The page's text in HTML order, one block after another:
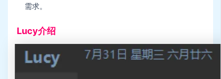
需求。
Lucy介绍